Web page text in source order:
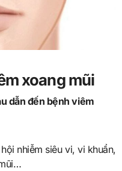
xoang mũi
dẫn đến bệnh viêm
nhiễm siêu vi, vi khuẩn,